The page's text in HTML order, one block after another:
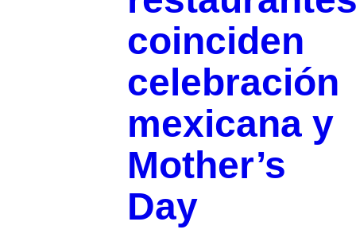
coinciden
celebración
mexicana y
Mother’s
Day